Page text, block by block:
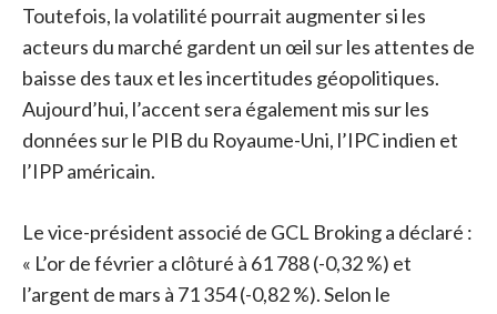
Toutefois, la volatilité pourrait augmenter si les
acteurs du marché gardent un œil sur les attentes de
baisse des taux et les incertitudes géopolitiques.
Aujourd’hui, l’accent sera également mis sur les
données sur le PIB du Royaume-Uni, l’IPC indien et
l’IPP américain.
Le vice-président associé de GCL Broking a déclaré :
« L’or de février a clôturé à 61 788 (-0,32 %) et
l’argent de mars à 71 354 (-0,82 %). Selon le